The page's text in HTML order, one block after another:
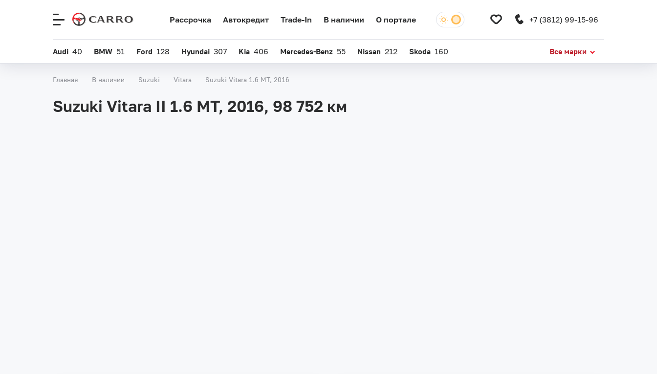
Рассрочка Автокредит Trade-In В наличии О портале +7 (3812) 99-15-96
Audi 40 BMW 51 Ford 128 Hyundai 307 Kia 406 Mercedes-Benz 55 Nissan 212 Skoda 160 Все марки
Главная В наличии Suzuki Vitara Suzuki Vitara 1.6 MT, 2016
Suzuki Vitara II 1.6 MT, 2016, 98 752 км